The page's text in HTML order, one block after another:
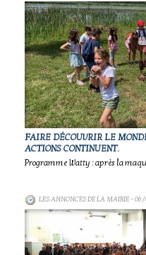
FAIRE DÉCOUVRIR LE
ACTIONS CONTINUENT.
Programme Watty : après la
LES ANNONCES DE LA MAIRIE- 06/